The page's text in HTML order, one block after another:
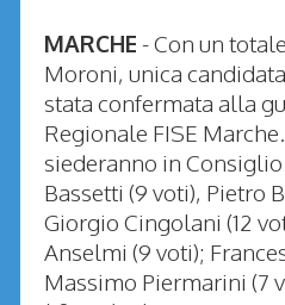
MARCHE - Con un
Moroni, unica
stata confermata alla
Regionale FISE
siederanno in
Bassetti (9 voti), Pietro
Giorgio Cingolani (12
Anselmi (9 voti);
Massimo Piermarini (7